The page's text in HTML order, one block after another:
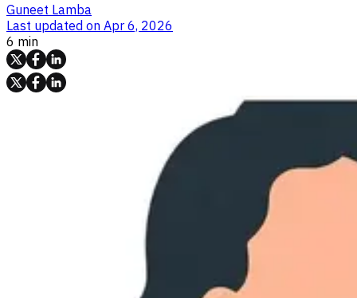
Guneet Lamba
Last updated on Apr 6, 2026
6 min